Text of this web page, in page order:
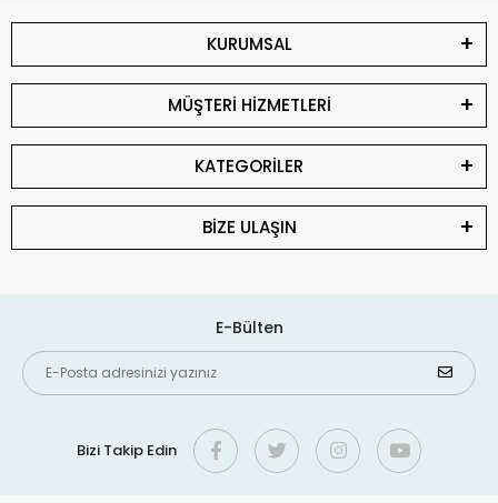
KURUMSAL
MÜŞTERİ HİZMETLERİ
KATEGORİLER
BİZE ULAŞIN
E-Bülten
Bizi Takip Edin